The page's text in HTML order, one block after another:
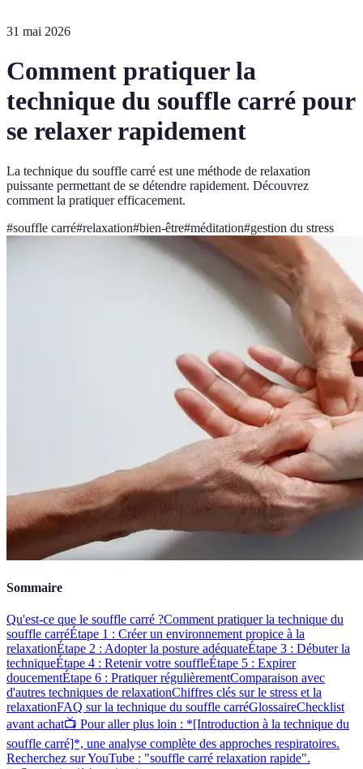
31 mai 2026
Comment pratiquer la
technique du souffle carré pour
se relaxer rapidement
La technique du souffle carré est une méthode de relaxation
puissante permettant de se détendre rapidement. Découvrez
comment la pratiquer efficacement.
#souffle carré#relaxation#bien-être#méditation#gestion du stress
Sommaire
Qu'est-ce que le souffle carré ?Comment pratiquer la technique du
souffle carréÉtape 1 : Créer un environnement propice à la
relaxationÉtape 2 : Adopter la posture adéquateÉtape 3 : Débuter la
techniqueÉtape 4 : Retenir votre souffleÉtape 5 : Expirer
doucementÉtape 6 : Pratiquer régulièrementComparaison avec
d'autres techniques de relaxationChiffres clés sur le stress et la
relaxationFAQ sur la technique du souffle carréGlossaireChecklist
avant achat📺 Pour aller plus loin : *[Introduction à la technique du
souffle carré]*, une analyse complète des approches respiratoires.
Recherchez sur YouTube : "souffle carré relaxation rapide".